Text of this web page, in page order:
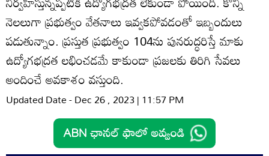
నెలలుగా ప్రభుత్వం వేతనాలు ఇవ్వకపోవడంతో ఇబ్బందులు
పడుతున్నాం. ప్రస్తుత ప్రభుత్వం 104ను పునరుద్ధరిస్తే మాకు
ఉద్యోగభద్రత లభించడమే కాకుండా ప్రజలకు తిరిగి సేవలు
అందించే అవకాశం వస్తుంది.
Updated Date - Dec 26 , 2023 | 11:57 PM